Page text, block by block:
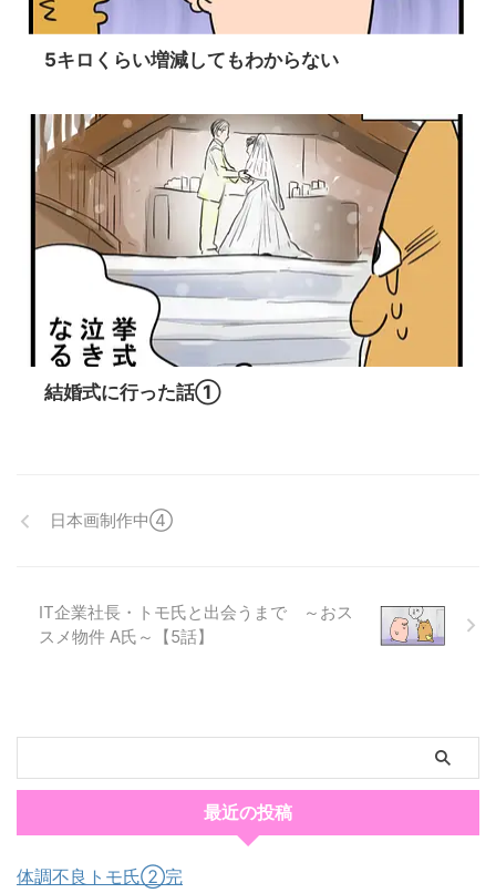
5キロくらい増減してもわからない
結婚式に行った話①
日本画制作中④
IT企業社長・トモ氏と出会うまで ～おス
スメ物件 A氏～【5話】
最近の投稿
体調不良トモ氏②完